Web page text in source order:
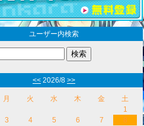
ユーザー内検索
<< 2026/8 >>
月 火 水 木 金
土
1
3
4 5 6 7
8